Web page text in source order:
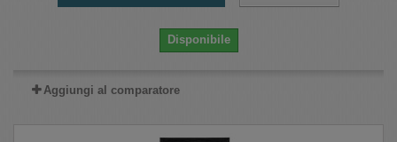
Disponibile
Aggiungi al comparatore